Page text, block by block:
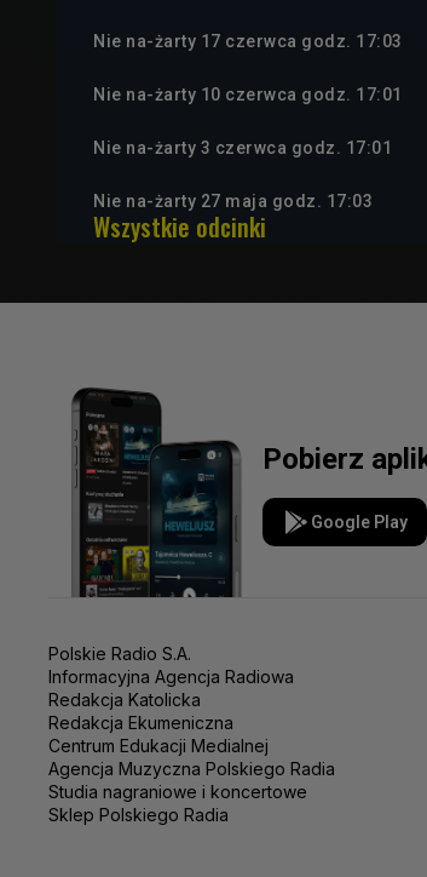
Nie na-żarty 17 czerwca godz. 17:03
Nie na-żarty 10 czerwca godz. 17:01
Nie na-żarty 3 czerwca godz. 17:01
Nie na-żarty 27 maja godz. 17:03
Wszystkie odcinki
Pobierz
Google Play
Polskie Radio S.A.
Informacyjna Agencja Radiowa
Redakcja Katolicka
Redakcja Ekumeniczna
Centrum Edukacji Medialnej
Agencja Muzyczna Polskiego Radia
Studia nagraniowe i koncertowe
Sklep Polskiego Radia